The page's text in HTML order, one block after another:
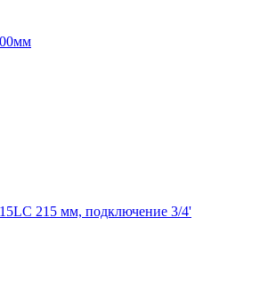
215 мм, подключение 3/4'